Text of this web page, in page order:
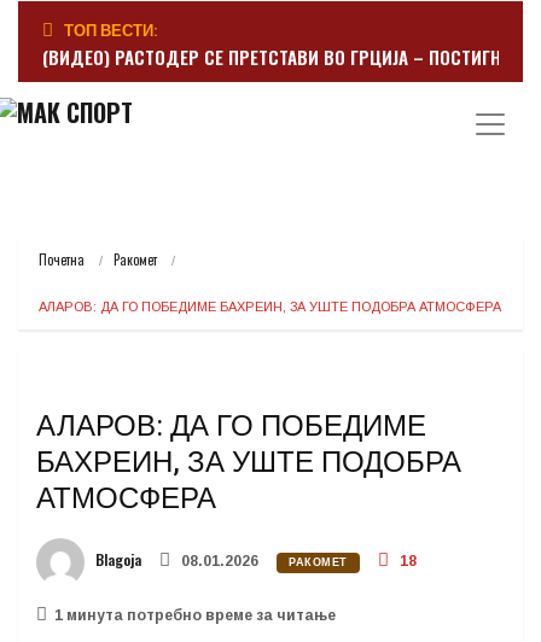
ТОП ВЕСТИ:
(ВИДЕО) РАСТОДЕР СЕ ПРЕТСТАВИ ВО ГРЦИЈА – ПОСТИГНА
Почетна Ракомет
АЛАРОВ: ДА ГО ПОБЕДИМЕ БАХРЕИН, ЗА УШТЕ ПОДОБРА АТМОСФЕРА
АЛАРОВ: ДА ГО ПОБЕДИМЕ
БАХРЕИН, ЗА УШТЕ ПОДОБРА
АТМОСФЕРА
Blagoja 08.01.2026 РАКОМЕТ 18
1 минутa потребно време за читање